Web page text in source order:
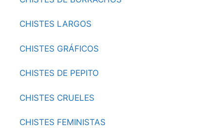
CHISTES LARGOS
CHISTES GRÁFICOS
CHISTES DE PEPITO
CHISTES CRUELES
CHISTES FEMINISTAS